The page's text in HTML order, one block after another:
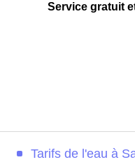
Service gratuit
Tarifs de l'eau à